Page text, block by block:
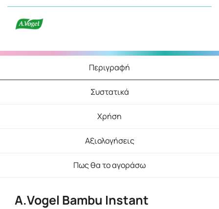
Περιγραφή
Συστατικά
Χρήση
Αξιολογήσεις
Πως θα το αγοράσω
A.Vogel Bambu Instant